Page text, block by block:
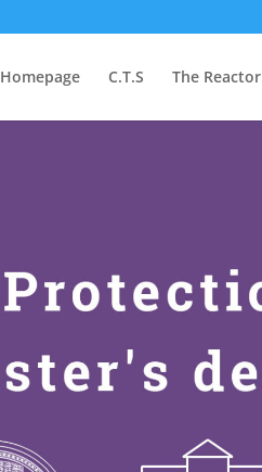
Homepage C.T.S The Reactor